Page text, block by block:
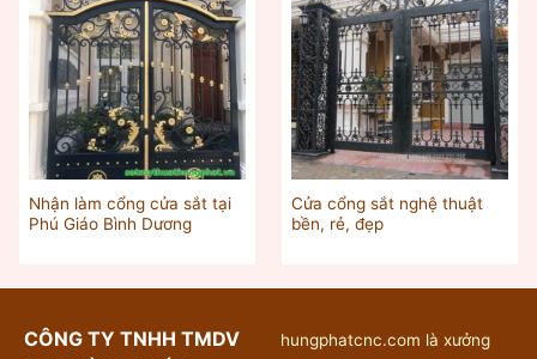
Nhận làm cổng cửa sắt tại
Phú Giáo Bình Dương
Cửa cổng sắt nghệ thuật
bền, rẻ, đẹp
CÔNG TY TNHH TMDV
hungphatcnc.com là xưởng